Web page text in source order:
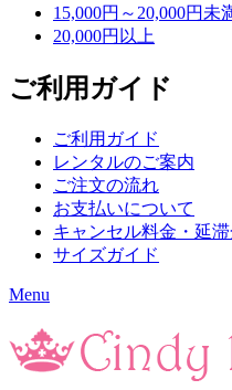
15,000円～20,000円未
20,000円以上
ご利用ガイド
ご利用ガイド
レンタルのご案内
ご注文の流れ
お支払いについて
キャンセル料金・延
サイズガイド
Menu